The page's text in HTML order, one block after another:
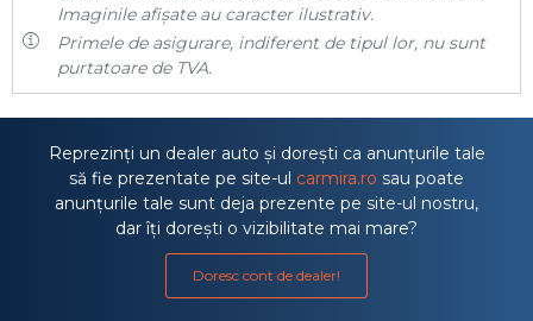
Imaginile afișate au caracter ilustrativ.
Primele de asigurare, indiferent de tipul lor, nu sunt
purtatoare de TVA.
Reprezinți un dealer auto și dorești ca anunțurile tale
să fie prezentate pe site-ul carmira.ro sau poate
anunțurile tale sunt deja prezente pe site-ul nostru,
dar îți dorești o vizibilitate mai mare?
Doresc cont de dealer!